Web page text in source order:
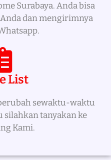
Surabaya. Anda bisa
dan mengirimnya
List
sewaktu-waktu
tanyakan ke
Kami.